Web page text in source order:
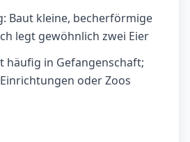
Baut kleine, becherförmige
legt gewöhnlich zwei Eier
häufig in Gefangenschaft;
oder Zoos